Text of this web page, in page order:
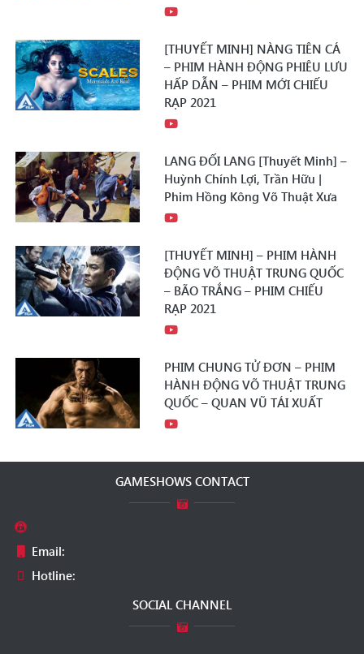
[THUYẾT MINH] NÀNG TIÊN CÁ
– PHIM HÀNH ĐỘNG PHIÊU LƯU
HẤP DẪN – PHIM MỚI CHIẾU
RẠP 2021
LANG ĐỐI LANG [Thuyết Minh] –
Huỳnh Chính Lợi, Trần Hữu |
Phim Hồng Kông Võ Thuật Xưa
[THUYẾT MINH] – PHIM HÀNH
ĐỘNG VÕ THUẬT TRUNG QUỐC
– BÃO TRẮNG – PHIM CHIẾU
RẠP 2021
PHIM CHUNG TỬ ĐƠN – PHIM
HÀNH ĐỘNG VÕ THUẬT TRUNG
QUỐC – QUAN VŨ TÁI XUẤT
GAMESHOWS CONTACT
Email:
Hotline:
SOCIAL CHANNEL